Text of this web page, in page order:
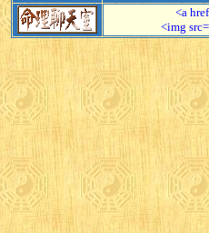
<a
<img